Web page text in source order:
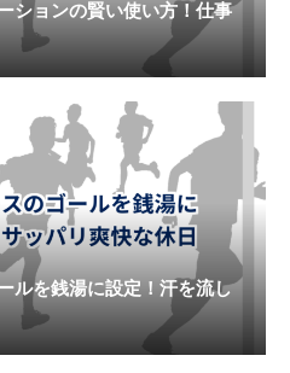
ションの賢い使い方！仕事
ルを銭湯に設定！汗を流し